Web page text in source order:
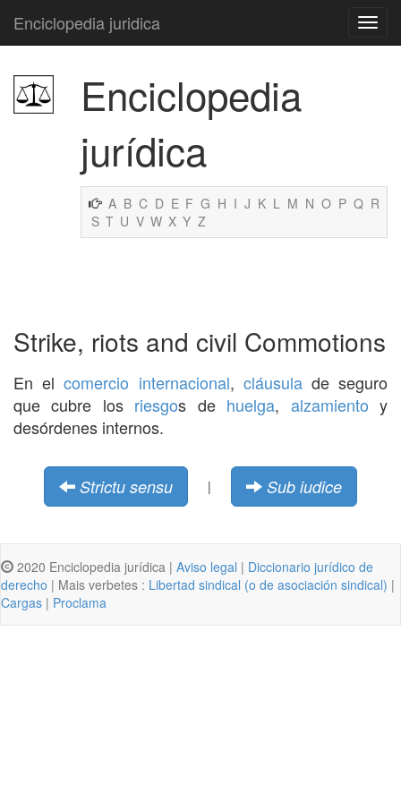
Enciclopedia juridica
Enciclopedia
jurídica
A B C D E F G H I J K L M N O P Q R
S T U V W X Y Z
Strike, riots and civil Commotions
En elcomercio internacional, cláusulade seguro
que cubre los riesgos de huelga, alzamiento y
desórdenes internos.
Strictu sensu | Sub iudice
2020 Enciclopedia jurídica | Aviso legal | Diccionario jurídico de
derecho | Mais verbetes : Libertad sindical (o de asociación sindical) |
Cargas | Proclama